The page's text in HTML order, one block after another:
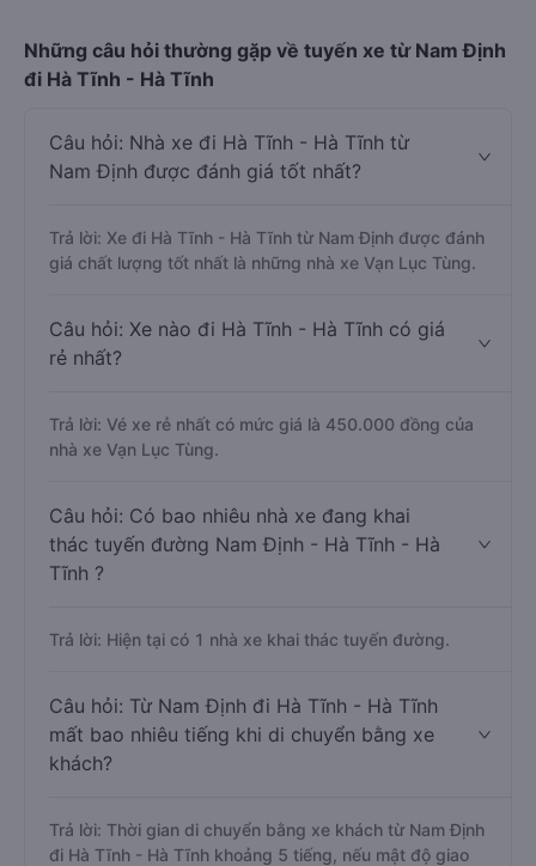
Những câu hỏi thường gặp về tuyến xe từ Nam Định
đi Hà Tĩnh - Hà Tĩnh
Câu hỏi: Nhà xe đi Hà Tĩnh - Hà Tĩnh từ
Nam Định được đánh giá tốt nhất?
Trả lời: Xe đi Hà Tĩnh - Hà Tĩnh từ Nam Định được đánh
giá chất lượng tốt nhất là những nhà xe Vạn Lục Tùng.
Câu hỏi: Xe nào đi Hà Tĩnh - Hà Tĩnh có giá
rẻ nhất?
Trả lời: Vé xe rẻ nhất có mức giá là 450.000 đồng của
nhà xe Vạn Lục Tùng.
Câu hỏi: Có bao nhiêu nhà xe đang khai
thác tuyến đường Nam Định - Hà Tĩnh - Hà
Tĩnh ?
Trả lời: Hiện tại có 1 nhà xe khai thác tuyến đường.
Câu hỏi: Từ Nam Định đi Hà Tĩnh - Hà Tĩnh
mất bao nhiêu tiếng khi di chuyển bằng xe
khách?
Trả lời: Thời gian di chuyển bằng xe khách từ Nam Định
đi Hà Tĩnh - Hà Tĩnh khoảng 5 tiếng, nếu mật độ giao